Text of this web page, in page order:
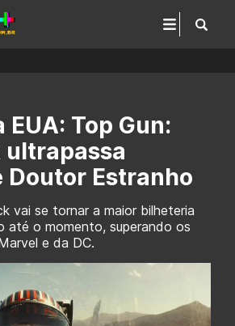
Top Gun:
ultrapassa
Doutor Estranho
vai se tornar a maior bilheteria
até o momento, superando os
e da DC.